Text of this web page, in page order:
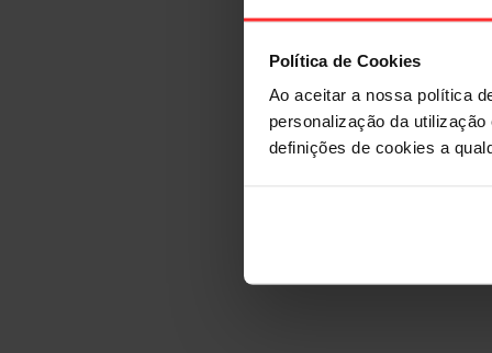
Política de Cookies
Ao aceitar a nossa política
personalização da
definições de cookies a